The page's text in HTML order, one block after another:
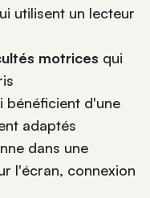
utilisent un lecteur
motrices qui
bénéficient d'une
adaptés
dans une
l'écran, connexion